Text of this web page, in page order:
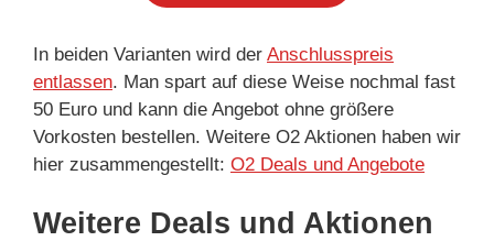
In beiden Varianten wird der Anschlusspreis
entlassen. Man spart auf diese Weise nochmal fast
50 Euro und kann die Angebot ohne größere
Vorkosten bestellen. Weitere O2 Aktionen haben wir
hier zusammengestellt: O2 Deals und Angebote
Weitere Deals und Aktionen